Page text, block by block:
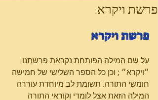
פרשת ויקרא
פרשת ויקרא
על שם המילה הפותחת נקראת פרשתנו
״ויקרא״ ; וכן כל הספר השלישי של חמישה
חומשי התורה. תשומת לב מיוחדת עוררה
המילה הזאת אצל לומדי וקוראי התורה